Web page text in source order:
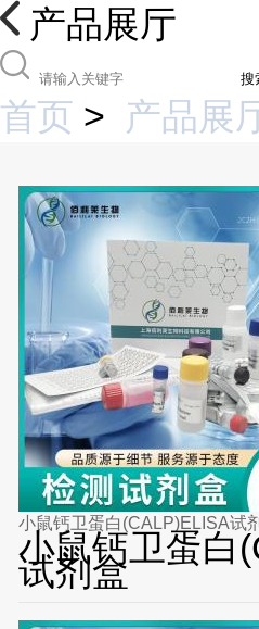
产品展厅
搜
首页 > 产品展
小鼠钙卫蛋白(CALP)ELISA试
小鼠钙卫蛋白
试剂盒